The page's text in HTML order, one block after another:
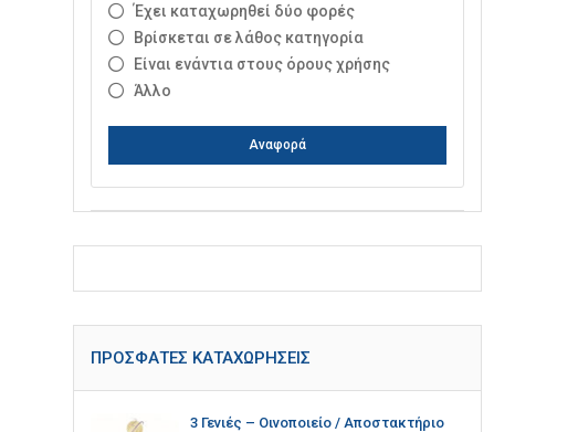
Έχει καταχωρηθεί δύο φορές
Βρίσκεται σε λάθος κατηγορία
Είναι ενάντια στους όρους χρήσης
Άλλο
Αναφορά
ΠΡΌΣΦΑΤΕΣ ΚΑΤΑΧΩΡΉΣΕΙΣ
3 Γενιές – Οινοποιείο / Αποστακτήριο